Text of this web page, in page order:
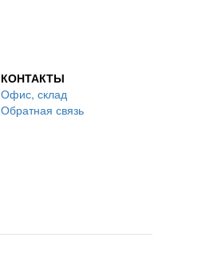
КОНТАКТЫ
Офис, склад
Обратная связь